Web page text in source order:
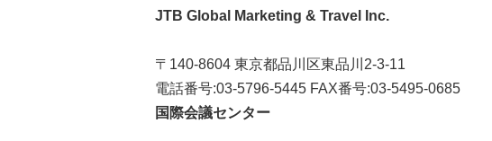
JTB Global Marketing & Travel Inc.
〒140-8604 東京都品川区東品川2-3-11
電話番号:03-5796-5445 FAX番号:03-5495-0685
国際会議センター